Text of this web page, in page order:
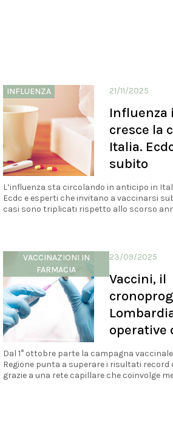
INFLUENZA 21/11/2025
Influenza
cresce la
Italia.
subito
L’influenza sta circolando in anticipo in
Ecdc e esperti che invitano a vaccinarsi
casi sono triplicati rispetto allo scorso
VACCINAZIONI IN
FARMACIA
23/09/2025
Vaccini, il
operative
Dal 1° ottobre parte la campagna
Regione punta a superare i risultati
grazie a una rete capillare che coinvolge